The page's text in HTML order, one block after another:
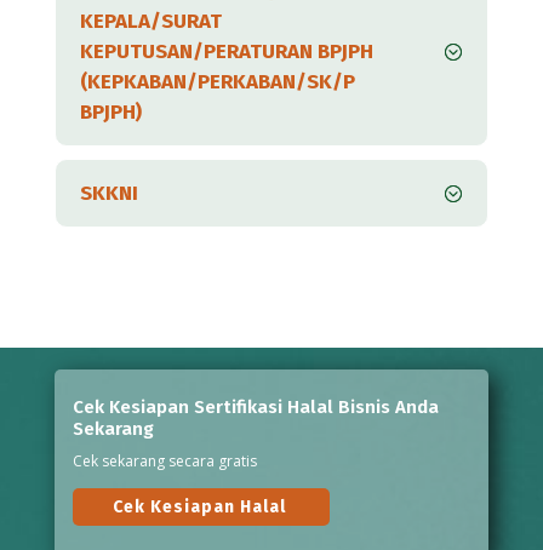
KEPALA/SURAT
KEPUTUSAN/PERATURAN BPJPH
(KEPKABAN/PERKABAN/SK/P
BPJPH)
SKKNI
Cek Kesiapan Sertifikasi Halal Bisnis Anda
Sekarang
Cek sekarang secara gratis
Cek Kesiapan Halal